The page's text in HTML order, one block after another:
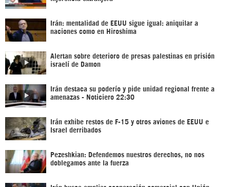
Irán: mentalidad de EEUU sigue igual: aniquilar a
naciones como en Hiroshima
Alertan sobre deterioro de presas palestinas en prisión
israelí de Damon
Irán destaca su poderío y pide unidad regional frente a
amenazas - Noticiero 22:30
Irán exhibe restos de F-15 y otros aviones de EEUU e
Israel derribados
Pezeshkian: Defendemos nuestros derechos, no nos
doblegamos ante la fuerza